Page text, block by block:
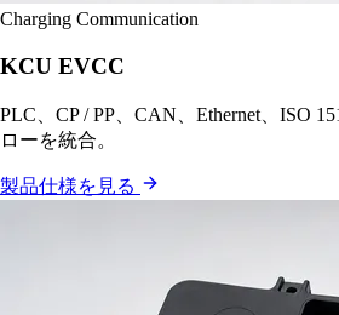
Charging Communication
KCU EVCC
PLC、CP / PP、CAN、Ethernet、ISO
ローを統合。
製品仕様を見る